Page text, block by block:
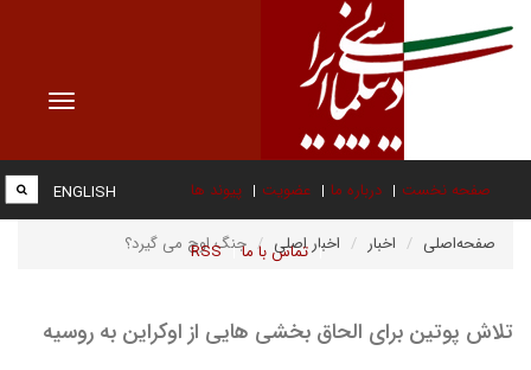
Toggle
صفحه نخست درباره ما عضویت پیوند ها
تماس با ما RSS
ENGLISH
صفحه‌اصلی اخبار اخبار اصلی جنگ اوج می گیرد؟
تلاش پوتین برای الحاق بخشی هایی از اوکراین به روسیه